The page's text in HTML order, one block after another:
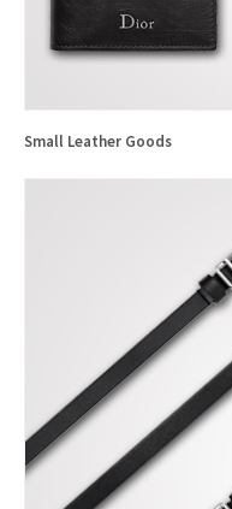
Small Leather Goods